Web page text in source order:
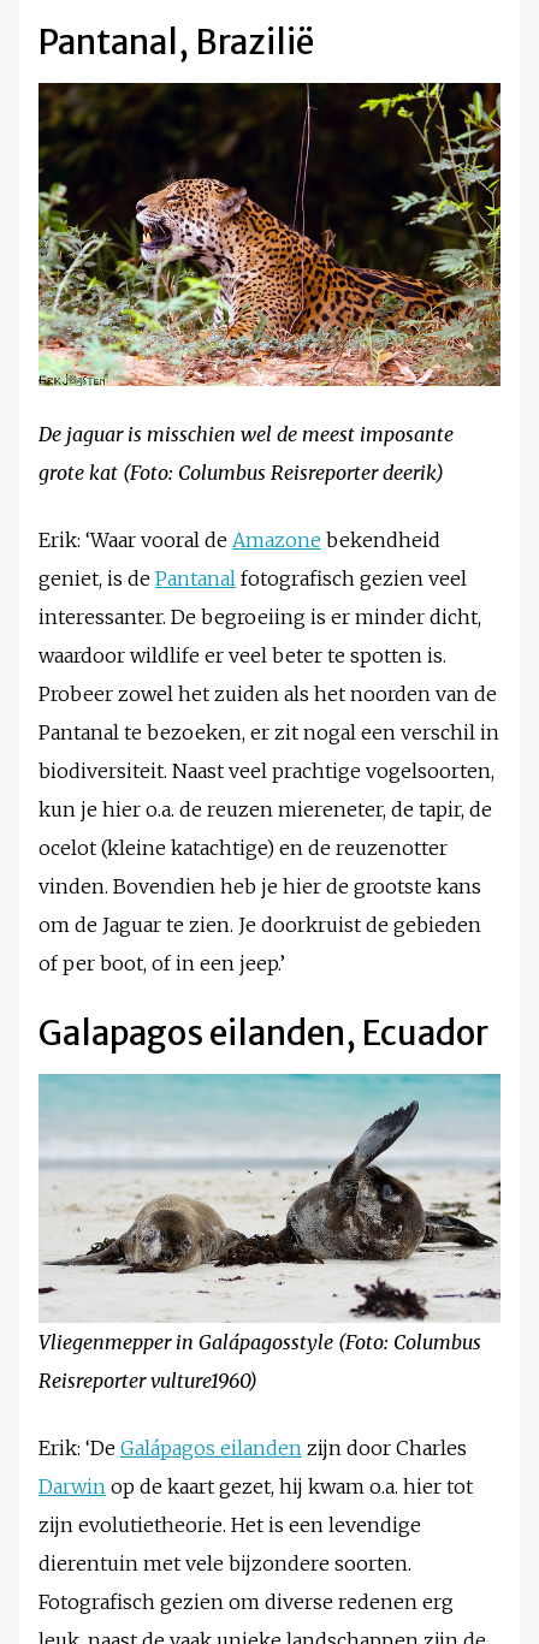
Pantanal, Brazilië
De jaguar is misschien wel de meest imposante
grote kat (Foto: Columbus Reisreporter deerik)
Erik: ‘Waar vooral de Amazone bekendheid
geniet, is de Pantanal fotografisch gezien veel
interessanter. De begroeiing is er minder dicht,
waardoor wildlife er veel beter te spotten is.
Probeer zowel het zuiden als het noorden van de
Pantanal te bezoeken, er zit nogal een verschil in
biodiversiteit. Naast veel prachtige vogelsoorten,
kun je hier o.a. de reuzen miereneter, de tapir, de
ocelot (kleine katachtige) en de reuzenotter
vinden. Bovendien heb je hier de grootste kans
om de Jaguar te zien. Je doorkruist de gebieden
of per boot, of in een jeep.’
Galapagos eilanden, Ecuador
Vliegenmepper in Galápagosstyle (Foto: Columbus
Reisreporter vulture1960)
Erik: ‘De Galápagos eilanden zijn door Charles
Darwin op de kaart gezet, hij kwam o.a. hier tot
zijn evolutietheorie. Het is een levendige
dierentuin met vele bijzondere soorten.
Fotografisch gezien om diverse redenen erg